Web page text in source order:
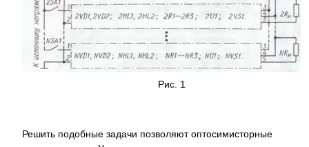
Рис. 1
Решить подобные задачи позволяют оптосимисторные